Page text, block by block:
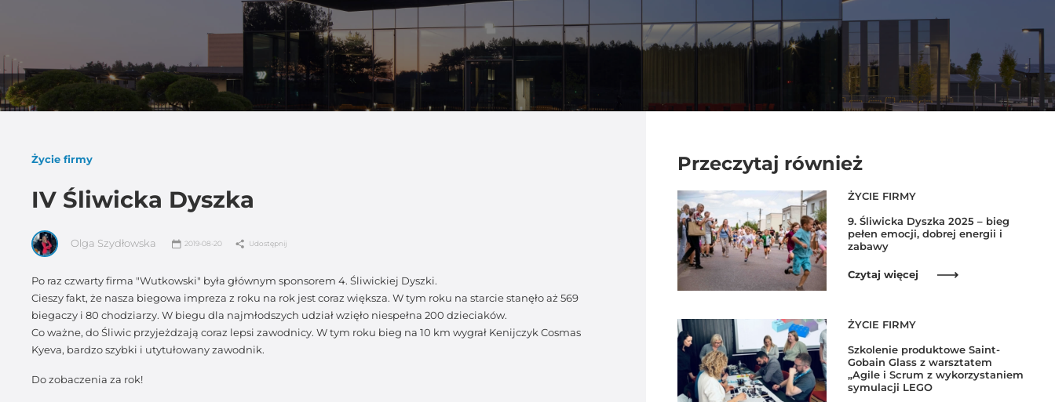
Życie firmy
IV Śliwicka Dyszka
Olga Szydłowska 2019-08-20 Udostępnij
Po raz czwarty firma "Wutkowski" była głównym sponsorem 4. Śliwickiej Dyszki.
Cieszy fakt, że nasza biegowa impreza z roku na rok jest coraz większa. W tym roku na starcie stanęło aż 569
biegaczy i 80 chodziarzy. W biegu dla najmłodszych udział wzięło niespełna 200 dzieciaków.
Co ważne, do Śliwic przyjeżdzają coraz lepsi zawodnicy. W tym roku bieg na 10 km wygrał Kenijczyk Cosmas
Kyeva, bardzo szybki i utytułowany zawodnik.
Do zobaczenia za rok!
Przeczytaj również
ŻYCIE FIRMY
9. Śliwicka Dyszka 2025 – bieg
pełen emocji, dobrej energii i
zabawy
Czytaj więcej
ŻYCIE FIRMY
Szkolenie produktowe Saint-
Gobain Glass z warsztatem
„Agile i Scrum z wykorzystaniem
symulacji LEGO